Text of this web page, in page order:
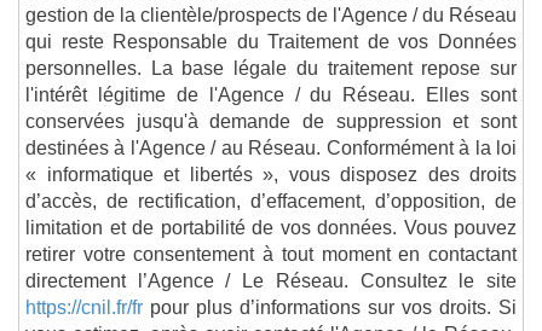
gestion de la clientèle/prospects de l'Agence / du Réseau
qui reste Responsable du Traitement de vos Données
personnelles. La base légale du traitement repose sur
l'intérêt légitime de l'Agence / du Réseau. Elles sont
conservées jusqu'à demande de suppression et sont
destinées à l'Agence / au Réseau. Conformément à la loi
« informatique et libertés », vous disposez des droits
d’accès, de rectification, d’effacement, d’opposition, de
limitation et de portabilité de vos données. Vous pouvez
retirer votre consentement à tout moment en contactant
directement l’Agence / Le Réseau. Consultez le site
https://cnil.fr/fr pour plus d’informations sur vos droits. Si